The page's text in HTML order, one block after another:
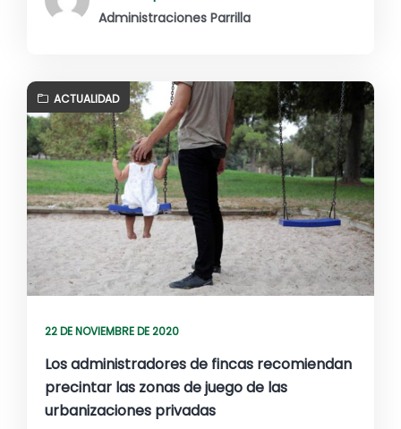
Administraciones Parrilla
ACTUALIDAD
22 DE NOVIEMBRE DE 2020
Los administradores de fincas recomiendan
precintar las zonas de juego de las
urbanizaciones privadas